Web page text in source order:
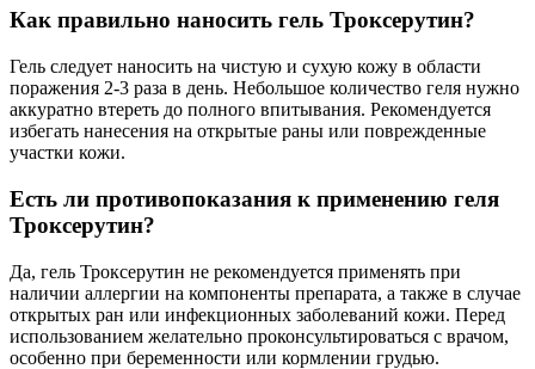
Как правильно наносить гель Троксерутин?
Гель следует наносить на чистую и сухую кожу в области
поражения 2-3 раза в день. Небольшое количество геля нужно
аккуратно втереть до полного впитывания. Рекомендуется
избегать нанесения на открытые раны или поврежденные
участки кожи.
Есть ли противопоказания к применению геля
Троксерутин?
Да, гель Троксерутин не рекомендуется применять при
наличии аллергии на компоненты препарата, а также в случае
открытых ран или инфекционных заболеваний кожи. Перед
использованием желательно проконсультироваться с врачом,
особенно при беременности или кормлении грудью.